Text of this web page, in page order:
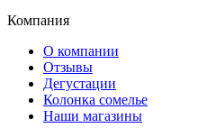
Компания
О компании
Отзывы
Дегустации
Колонка сомелье
Наши магазины